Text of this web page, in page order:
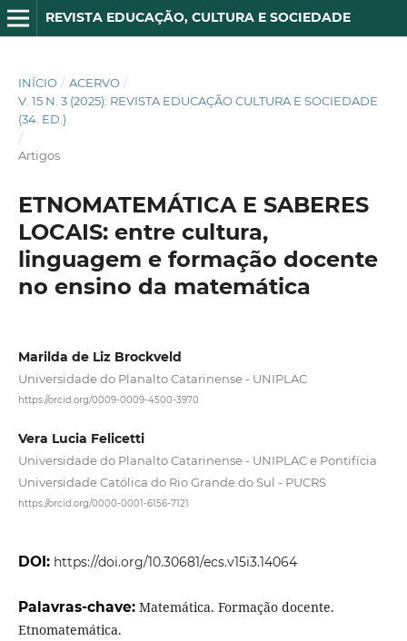
REVISTA EDUCAÇÃO, CULTURA E SOCIEDADE
INÍCIO / ACERVO /
V. 15 N. 3 (2025): REVISTA EDUCAÇÃO CULTURA E SOCIEDADE
(34. ED.)
/
Artigos
ETNOMATEMÁTICA E SABERES
LOCAIS: entre cultura,
linguagem e formação docente
no ensino da matemática
Marilda de Liz Brockveld
Universidade do Planalto Catarinense - UNIPLAC
https://orcid.org/0009-0009-4500-3970
Vera Lucia Felicetti
Universidade do Planalto Catarinense - UNIPLAC e Pontifícia
Universidade Católica do Rio Grande do Sul - PUCRS
https://orcid.org/0000-0001-6156-7121
DOI: https://doi.org/10.30681/ecs.v15i3.14064
Palavras-chave: Matemática. Formação docente.
Etnomatemática.